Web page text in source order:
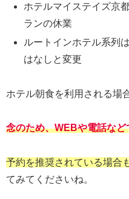
ホテルマイステイズ京
ランの休業
ルートインホテル系列
はなしと変更
ホテル朝食を利用される場
念のため、WEBや電話な
予約を推奨されている場合
てみてくださいね。